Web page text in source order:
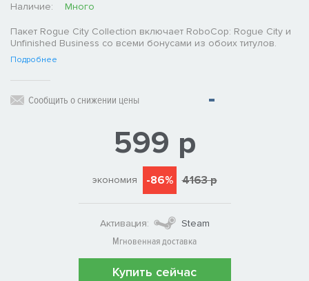
Наличие:
Много
Пакет Rogue City Collection включает RoboCop: Rogue City и
Unfinished Business со всеми бонусами из обоих титулов.
Подробнее
Сообщить о снижении цены
599 р
экономия -86% 4163 р
Активация:
Steam
Мгновенная доставка
Купить сейчас